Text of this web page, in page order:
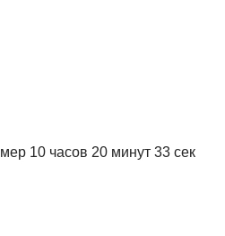
10 часов 20 минут 33 сек